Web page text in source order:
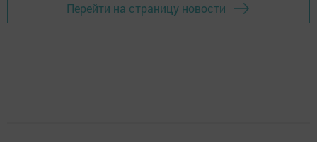
Перейти на страницу новости